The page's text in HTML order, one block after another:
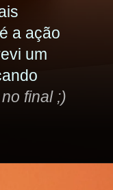
a ação
um
final ;)